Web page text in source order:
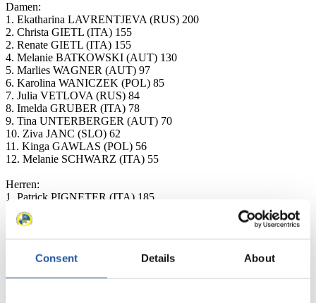
Consent Details About
Damen:
1. Ekatharina LAVRENTJEVA (RUS) 200
2. Christa GIETL (ITA) 155
2. Renate GIETL (ITA) 155
4. Melanie BATKOWSKI (AUT) 130
5. Marlies WAGNER (AUT) 97
6. Karolina WANICZEK (POL) 85
7. Julia VETLOVA (RUS) 84
8. Imelda GRUBER (ITA) 78
9. Tina UNTERBERGER (AUT) 70
10. Ziva JANC (SLO) 62
11. Kinga GAWLAS (POL) 56
12. Melanie SCHWARZ (ITA) 55
Herren:
1. Patrick PIGNETER (ITA) 185
2. Gernot SCHWAB (AUT) 150
3. Gerald KAMMERLANDER (AUT) 131
6. Martin PSENNER (ITA) 90